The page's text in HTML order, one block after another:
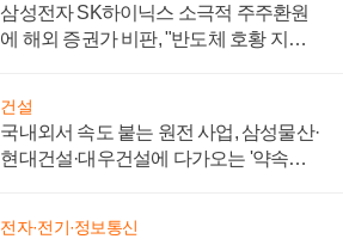
삼성전자 SK하이닉스 소극적 주주환원
에 해외 증권가 비판, "반도체 호황 지속
건설
국내외서 속도 붙는 원전 사업, 삼성물산·
현대건설·대우건설에 다가오는 '약속의
전자·전기·정보통신